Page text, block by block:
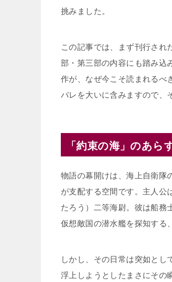
挑みました。
この記事では、まず刊行され
部・第三部の内容にも踏み込
作が、なぜ今こそ読まれるべ
バレを大いに含みますので、
「約束の海」のあら
物語の幕開けは、海上自衛隊
が支配する空間です。主人公
たろう）二等海尉。彼は船務
仮想敵国の潜水艦を探知する
しかし、その日常は突如とし
浮上しようとしたまさにその